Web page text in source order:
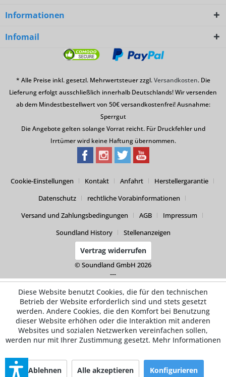
Informationen
Infomail
* Alle Preise inkl. gesetzl. Mehrwertsteuer zzgl.Versandkosten. Die
Lieferung erfolgt ausschließlich innerhalb Deutschlands! Wir versenden
ab dem Mindestbestellwert von 50€ versandkostenfrei! Ausnahme:
Sperrgut
Die Angebote gelten solange Vorrat reicht. Für Druckfehler und
Irrtümer wird keine Haftung übernommen.
Cookie-Einstellungen Kontakt Anfahrt
Herstellergarantie
Datenschutz
rechtliche Vorabinformationen
Versand und Zahlungsbedingungen
AGB
Impressum
Soundland History
Stellenanzeigen
Vertrag widerrufen
© Soundland GmbH 2026
---
Diese Website benutzt Cookies, die für den technischen
Betrieb der Website erforderlich sind und stets gesetzt
werden. Andere Cookies, die den Komfort bei Benutzung
dieser Website erhöhen oder die Interaktion mit anderen
Websites und sozialen Netzwerken vereinfachen sollen,
werden nur mit Ihrer Zustimmung gesetzt. Mehr Informationen
Ablehnen Alle akzeptieren Konfigurieren